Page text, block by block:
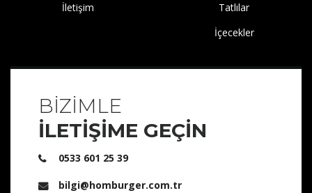
İletişim
Tatlılar
İçecekler
BİZİMLE
İLETİŞİME GEÇİN
0533 601 25 39
bilgi@homburger.com.tr